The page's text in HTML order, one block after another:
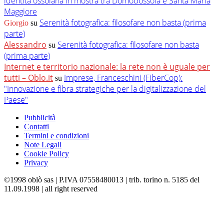
Maggiore
Giorgio su Serenità fotografica: filosofare non basta (prima
parte)
Alessandro su Serenità fotografica: filosofare non basta
(prima parte)
Internet e territorio nazionale: la rete non è uguale per
tutti – Oblo.it su Imprese, Franceschini (FiberCop):
"Innovazione e fibra strategiche per la digitalizzazione del
Paese"
Pubblicità
Contatti
Termini e condizioni
Note Legali
Cookie Policy
Privacy
©1998 oblò sas | P.IVA 07558480013 | trib. torino n. 5185 del
11.09.1998 | all right reserved